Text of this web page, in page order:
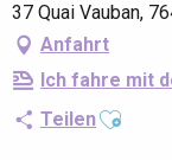
37 Quai Vauban,
Anfahrt
Ich fahre mit
TeilenAjouter